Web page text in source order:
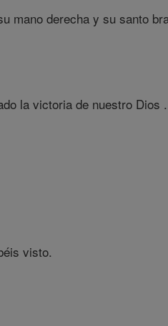
mano derecha y su santo
la victoria de nuestro Dios .
visto.